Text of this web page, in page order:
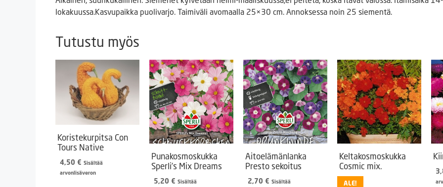
lokakuussa.Kasvupaikka puolivarjo. Taimiväli avomaalla 25×30 cm. Annoksessa noin 25 siementä.
Tutustu myös
Koristekurpitsa Con
Tours Native
4,50 € Sisältää
arvonlisäveron
Punakosmoskukka
Sperli’s Mix Dreams
5,20 € Sisältää
Aitoelämänlanka
Presto sekoitus
2,70 € Sisältää
Keltakosmoskukka
Cosmic mix.
ALE!